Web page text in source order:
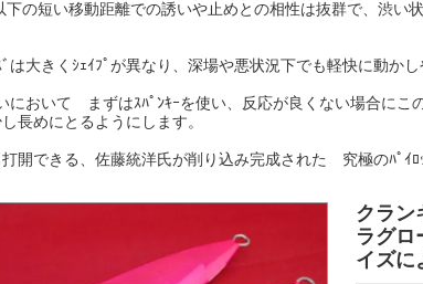
下の短い移動距離での誘いや止めとの相性は抜群で、渋い
は大きくｼｪｲﾌﾟが異なり、深場や悪状況下でも軽快に動か
において まずはｽﾊﾟﾝｷｰを使い、反応が良くない場合にこ
長めにとるようにします。
開できる、佐藤統洋氏が削り込み完成された 究極のﾊﾟｲﾛｯ
クラ
ラグ
イズに